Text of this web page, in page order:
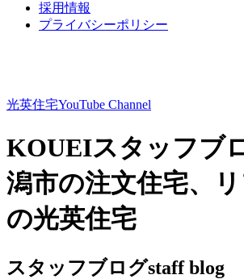
採用情報
プライバシーポリシー
光英住宅YouTube Channel
KOUEIスタッフブ
潟市の注文住宅、
の光英住宅
スタッフブログstaff blog